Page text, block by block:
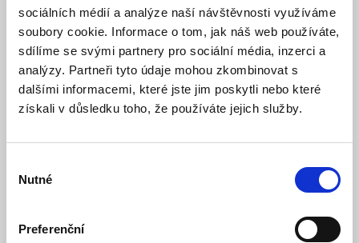
sociálních médií a analýze naší návštěvnosti využíváme
soubory cookie. Informace o tom, jak náš web používáte,
sdílíme se svými partnery pro sociální média, inzerci a
analýzy. Partneři tyto údaje mohou zkombinovat s
dalšími informacemi, které jste jim poskytli nebo které
získali v důsledku toho, že používáte jejich služby.
souhlasu
Nutné
Preferenční